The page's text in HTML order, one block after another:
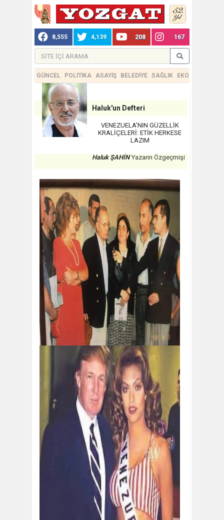
8,555 4,139 208 167
GÜNCEL POLİTİKA ASAYİŞ BELEDİYE SAĞLIK EKONOMİ
Haluk'un Defteri
VENEZUELA’NIN GÜZELLİK
KRALİÇELERİ: ETİK HERKESE
LAZIM
Haluk ŞAHİN Yazarın Özgeçmişi